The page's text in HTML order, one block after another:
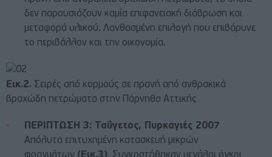
δεν παρουσιάζουν καμία επιφανειακή διάβρωση και
μεταφορά υλικού. Λανθασμένη επιλογή που επιβάρυνε
το περιβάλλον και την οικονομία.
Εικ.2. Σειρές από κορμούς σε πρανή από ανθρακικά
βραχώδη πετρώματα στην Πάρνηθα Αττικής
ΠΕΡΙΠΤΩΣΗ 3: Ταΰγετος, Πυρκαγιές 2007
Απόλυτα επιτυχημένη κατασκευή μικρών
φραγμάτων (Εικ.3). Συγκρατήθηκαν μεγάλοι όγκοι